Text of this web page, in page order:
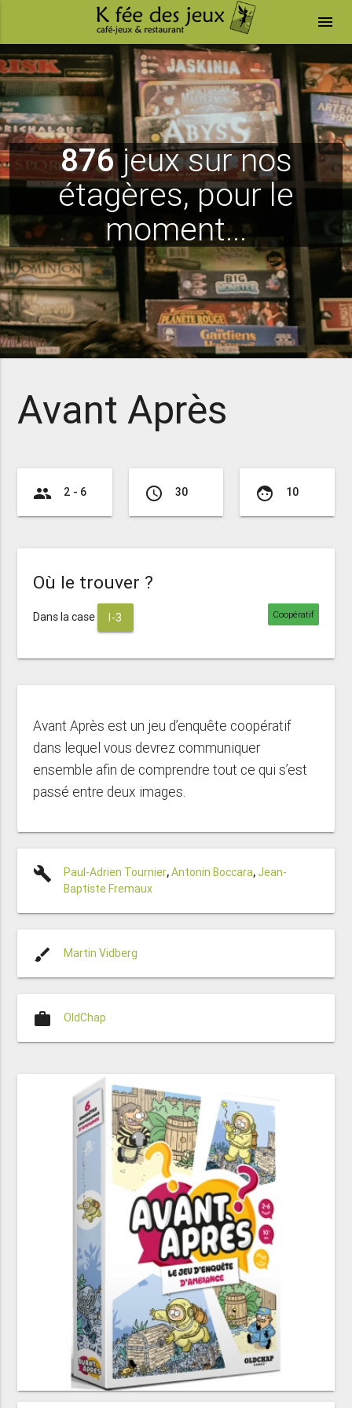
menu
876jeux sur nos
étagères, pour le
moment...
Avant Après
group 2 - 6 access_time 30 face 10
Où le trouver ?
Dans la case I-3 Coopératif
Avant Après est un jeu d’enquête coopératif
dans lequel vous devrez communiquer
ensemble afin de comprendre tout ce qui s’est
passé entre deux images.
build Paul-Adrien Tournier,Antonin Boccara, Jean-
Baptiste Fremaux
brush Martin Vidberg
work OldChap